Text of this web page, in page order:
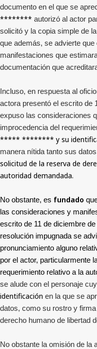
documento en el que se
******** autorizó al actor
solicitó y la copia simple de
que además, se advierte
manifestaciones que
documentación que
Incluso, en respuesta al
actora presentó el escrito de
expuso las consideraciones
improcedencia del
***** ******** y su
manera nítida tanto sus
solicitud de la reserva de
autoridad demandada.
No obstante, es fundado
las consideraciones y
escrito de 11 de diciembre
resolución impugnada se
pronunciamiento alguno
por el actor, particularmente
requerimiento relativo a la
se alude con el personaje
identificación en la que se
datos, como su rostro y
derecho humano de libertad
No obstante la omisión de la